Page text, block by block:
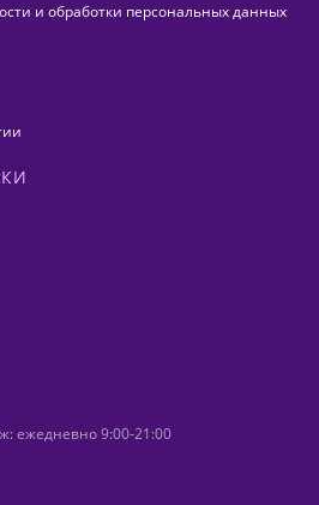
и обработки персональных данных
ежедневно 9:00-21:00